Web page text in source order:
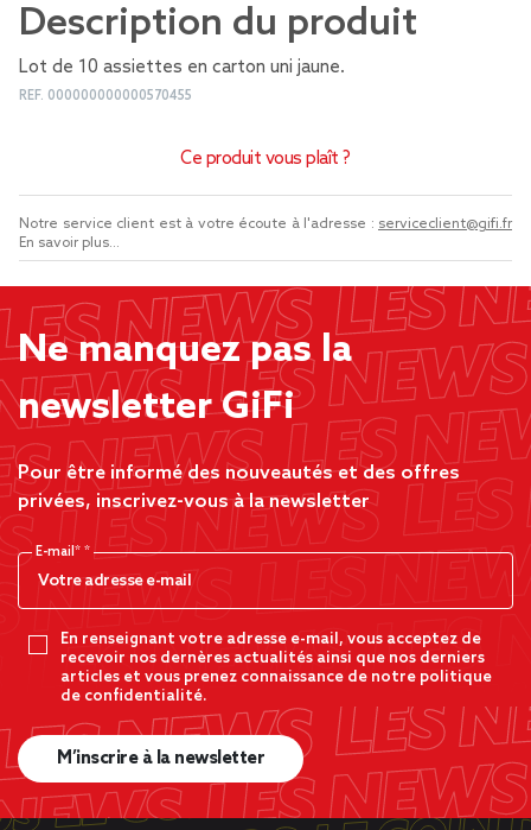
Description du produit
Lot de 10 assiettes en carton uni jaune.
REF. 000000000000570455
Ce produit vous plaît ?
Notre service client est à votre écoute à l'adresse : serviceclient@gifi.fr
En savoir plus...
Ne manquez pas la
newsletter GiFi
Pour être informé des nouveautés et des offres
privées, inscrivez-vous à la newsletter
E-mail*
En renseignant votre adresse e-mail, vous acceptez de
recevoir nos dernères actualités ainsi que nos derniers
articles et vous prenez connaissance de notre politique
de confidentialité.
M’inscrire à la newsletter